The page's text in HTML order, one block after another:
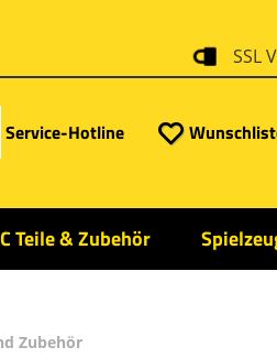
SSL
Service-Hotline
Teile & Zubehör
Zubehör